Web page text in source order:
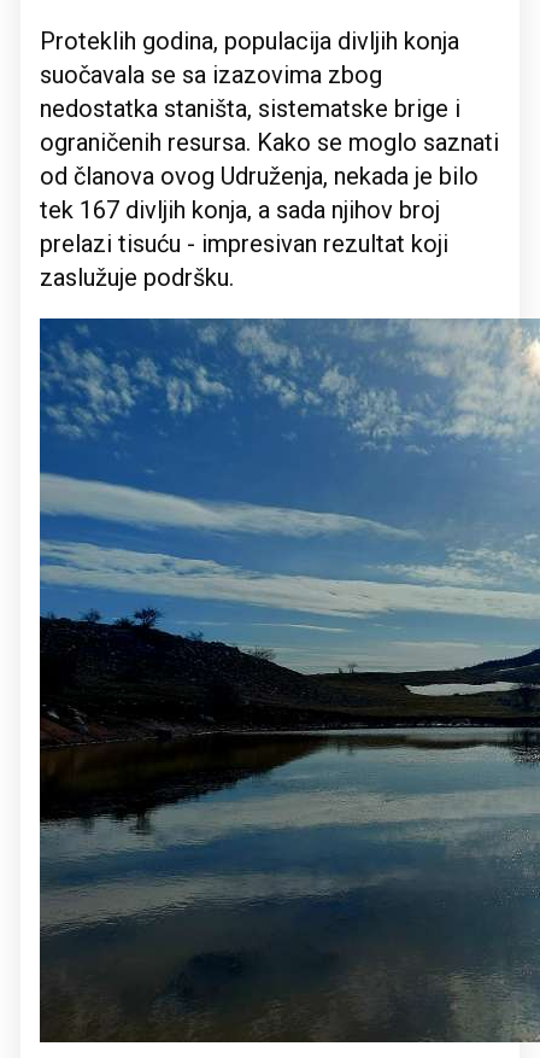
Proteklih godina, populacija divljih konja
suočavala se sa izazovima zbog
nedostatka staništa, sistematske brige i
ograničenih resursa. Kako se moglo saznati
od članova ovog Udruženja, nekada je bilo
tek 167 divljih konja, a sada njihov broj
prelazi tisuću - impresivan rezultat koji
zaslužuje podršku.